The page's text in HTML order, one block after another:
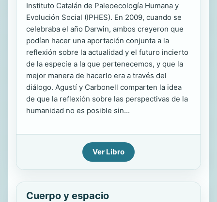
Instituto Catalán de Paleoecología Humana y
Evolución Social (IPHES). En 2009, cuando se
celebraba el año Darwin, ambos creyeron que
podían hacer una aportación conjunta a la
reflexión sobre la actualidad y el futuro incierto
de la especie a la que pertenecemos, y que la
mejor manera de hacerlo era a través del
diálogo. Agustí y Carbonell comparten la idea
de que la reflexión sobre las perspectivas de la
humanidad no es posible sin...
Ver Libro
Cuerpo y espacio